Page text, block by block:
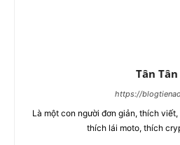
Tân Tân
https://
Là một con người đơn giản, thích
thích lái moto, thích